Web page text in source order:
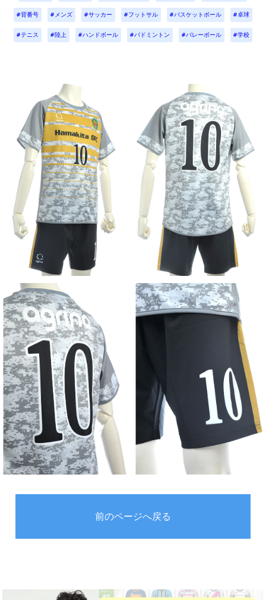
背番号 メンズ サッカー フットサル バスケットボール 卓球
テニス 陸上 ハンドボール バドミントン バレーボール 学校
前のページへ戻る